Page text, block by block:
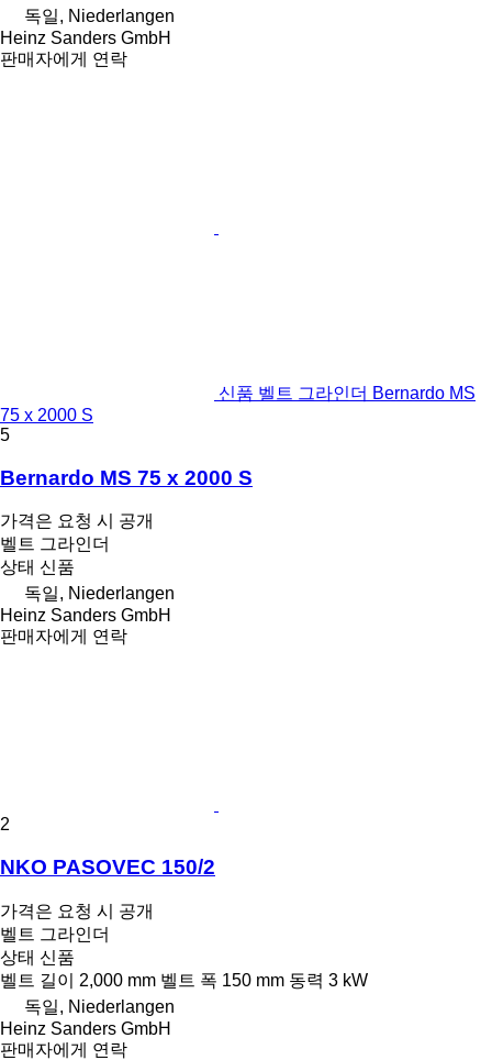
독일, Niederlangen
Heinz Sanders GmbH
판매자에게 연락
신품 벨트 그라인더 Bernardo MS
75 x 2000 S
5
Bernardo MS 75 x 2000 S
가격은 요청 시 공개
벨트 그라인더
상태 신품
독일, Niederlangen
Heinz Sanders GmbH
판매자에게 연락
2
NKO PASOVEC 150/2
가격은 요청 시 공개
벨트 그라인더
상태 신품
벨트 길이
2,000 mm 벨트 폭 150 mm 동력 3 kW
독일, Niederlangen
Heinz Sanders GmbH
판매자에게 연락